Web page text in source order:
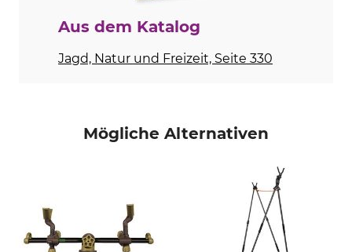
Aus dem Katalog
Jagd, Natur und Freizeit, Seite 330
Mögliche Alternativen